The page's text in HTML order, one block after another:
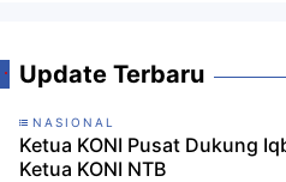
Update Terbaru
NASIONAL
Ketua KONI Pusat Dukung
Ketua KONI NTB